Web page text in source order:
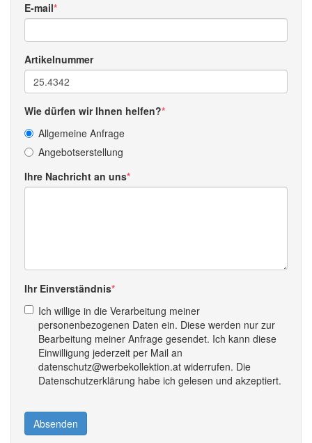
E-mail
Artikelnummer
Wie dürfen wir Ihnen helfen?
Allgemeine Anfrage
Angebotserstellung
Ihre Nachricht an uns
Ihr Einverständnis
Ich willige in die Verarbeitung meiner
personenbezogenen Daten ein. Diese werden nur zur
Bearbeitung meiner Anfrage gesendet. Ich kann diese
Einwilligung jederzeit per Mail an
datenschutz@werbekollektion.at widerrufen. Die
Datenschutzerklärung habe ich gelesen und akzeptiert.
Absenden